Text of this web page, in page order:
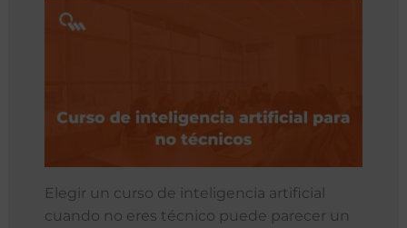
Elegir un curso de inteligencia artificial
cuando no eres técnico puede parecer un